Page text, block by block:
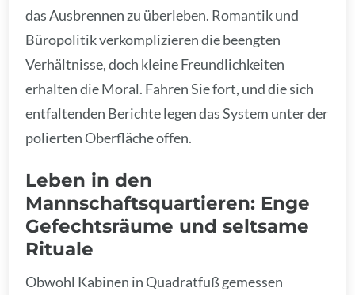
das Ausbrennen zu überleben. Romantik und
Büropolitik verkomplizieren die beengten
Verhältnisse, doch kleine Freundlichkeiten
erhalten die Moral. Fahren Sie fort, und die sich
entfaltenden Berichte legen das System unter der
polierten Oberfläche offen.
Leben in den
Mannschaftsquartieren: Enge
Gefechtsräume und seltsame
Rituale
Obwohl Kabinen in Quadratfuß gemessen